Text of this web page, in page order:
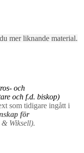
mer liknande material.
och
och f.d. biskop)
som tidigare ingått i
för
Wiksell).